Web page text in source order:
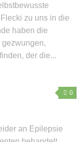
Buch von
zu uns in die
haben die
der die...
0
an Epilepsie